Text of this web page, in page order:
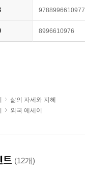
9788996610977
8996610976
삶의 자세와 지혜
외국 에세이
트 (12개)